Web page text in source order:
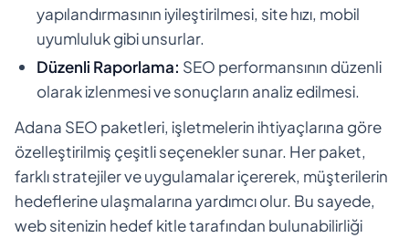
yapılandırmasının iyileştirilmesi, site hızı, mobil
uyumluluk gibi unsurlar.
Düzenli Raporlama: SEO performansının düzenli
olarak izlenmesi ve sonuçların analiz edilmesi.
Adana SEO paketleri, işletmelerin ihtiyaçlarına göre
özelleştirilmiş çeşitli seçenekler sunar. Her paket,
farklı stratejiler ve uygulamalar içererek, müşterilerin
hedeflerine ulaşmalarına yardımcı olur. Bu sayede,
web sitenizin hedef kitle tarafından bulunabilirliği